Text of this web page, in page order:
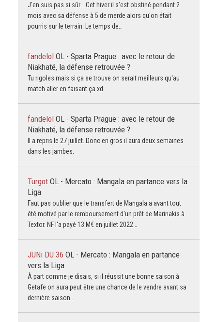
J'en suis pas si sûr... Cet hiver il s'est obstiné pendant 2
mois avec sa défense à 5 de merde alors qu'on était
pourris sur le terrain. Le temps de…
fandelol OL - Sparta Prague : avec le retour de
Niakhaté, la défense retrouvée ?
Tu rigoles mais si ça se trouve on serait meilleurs qu'au
match aller en faisant ça xd
fandelol OL - Sparta Prague : avec le retour de
Niakhaté, la défense retrouvée ?
Il a repris le 27 juillet. Donc en gros il aura deux semaines
dans les jambes.
Turgot OL - Mercato : Mangala en partance vers la
Liga
Faut pas oublier que le transfert de Mangala a avant tout
été motivé par le remboursement d'un prêt de Marinakis à
Textor. NF l'a payé 13 M€ en juillet 2022…
JUNi DU 36 OL - Mercato : Mangala en partance
vers la Liga
À part comme je disais, si il réussit une bonne saison à
Getafe on aura peut être une chance de le vendre avant sa
dernière saison...